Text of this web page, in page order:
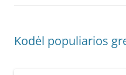
Kodėl populiarios